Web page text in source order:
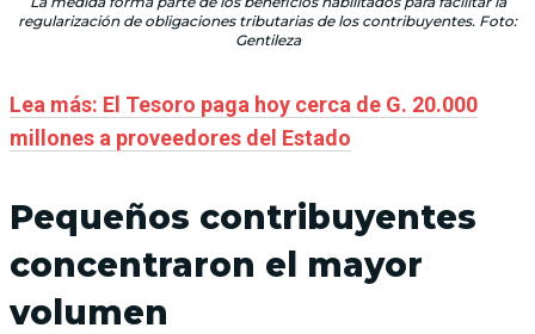
regularización de obligaciones tributarias de los contribuyentes. Foto:
Gentileza
Lea más: El Tesoro paga hoy cerca de G. 20.000
millones a proveedores del Estado
Pequeños contribuyentes
concentraron el mayor
volumen